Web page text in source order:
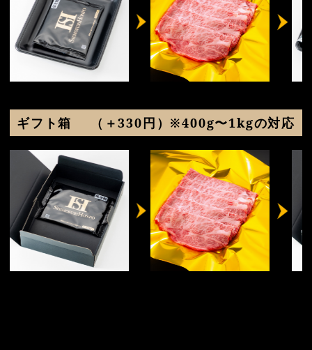
ギフト箱 （＋330円）※400g〜1kgの対応